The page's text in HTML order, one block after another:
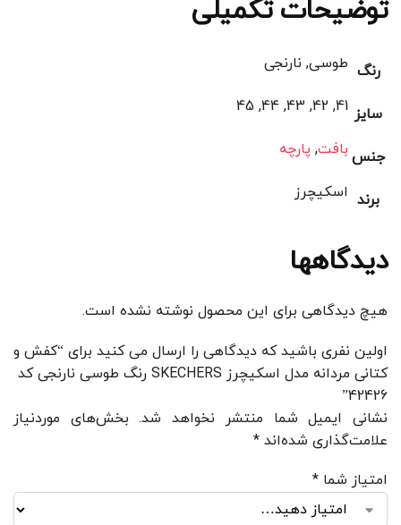
توضیحات تکمیلی
رنگ طوسی, نارنجی
سایز 41, 42, 43, 44, 45
جنس بافت, پارچه
برند اسکیچرز
دیدگاهها
هیچ دیدگاهی برای این محصول نوشته نشده است.
اولین نفری باشید که دیدگاهی را ارسال می کنید برای “کفش و
کتانی مردانه مدل اسکیچرز SKECHERS رنگ طوسی نارنجی کد
42426”
نشانی ایمیل شما منتشر نخواهد شد. بخش‌های موردنیاز
علامت‌گذاری شده‌اند *
امتیاز شما *